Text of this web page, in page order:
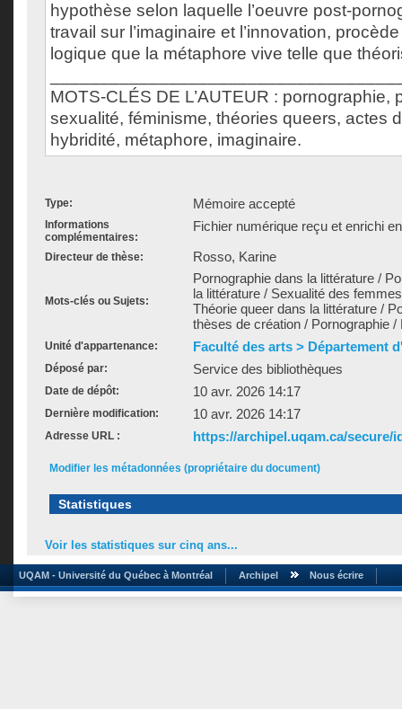
hypothèse selon laquelle l’oeuvre post-
travail sur l’imaginaire et l’innovation,
logique que la métaphore vive telle que
MOTS-CLÉS DE L’AUTEUR : pornographie,
sexualité, féminisme, théories queers, actes
hybridité, métaphore, imaginaire.
Type: Mémoire accepté
Informations
complémentaires:
Fichier numérique reçu et enrichi
Directeur de thèse: Rosso, Karine
Mots-clés ou Sujets:
Pornographie dans la littérature /
la littérature / Sexualité des
Théorie queer dans la littérature /
thèses de création / Pornographie /
Unité d'appartenance: Faculté des arts > Département
Déposé par: Service des bibliothèques
Date de dépôt: 10 avr. 2026 14:17
Dernière modification: 10 avr. 2026 14:17
Adresse URL : https://archipel.uqam.ca/secure/
Modifier les métadonnées (propriétaire du document)
Statistiques
Voir les statistiques sur cinq ans...
UQAM - Université du Québec à Montréal Archipel Nous écrire